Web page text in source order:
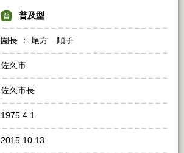
普及型
園長 ： 尾方 順子
佐久市
佐久市長
1975.4.1
2015.10.13